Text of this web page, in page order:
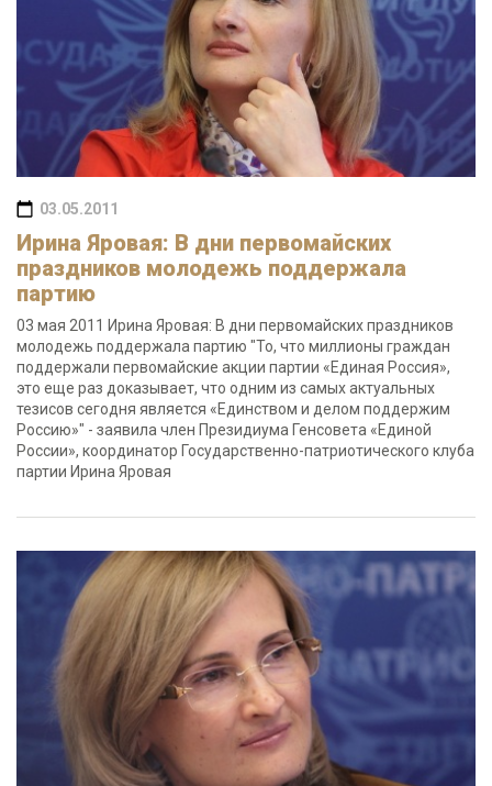
03.05.2011
Ирина Яровая: В дни первомайских
праздников молодежь поддержала
партию
03 мая 2011 Ирина Яровая: В дни первомайских праздников
молодежь поддержала партию "То, что миллионы граждан
поддержали первомайские акции партии «Единая Россия»,
это еще раз доказывает, что одним из самых актуальных
тезисов сегодня является «Единством и делом поддержим
Россию»" - заявила член Президиума Генсовета «Единой
России», координатор Государственно-патриотического клуба
партии Ирина Яровая